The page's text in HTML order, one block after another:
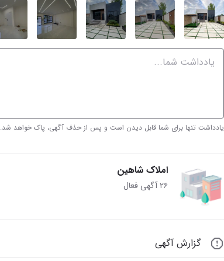
یادداشت تنها برای شما قابل دیدن است و پس از حذف آگهی، پاک خواهد شد.
املاک شاهین
۲۶ آگهی فعال
گزارش آگهی